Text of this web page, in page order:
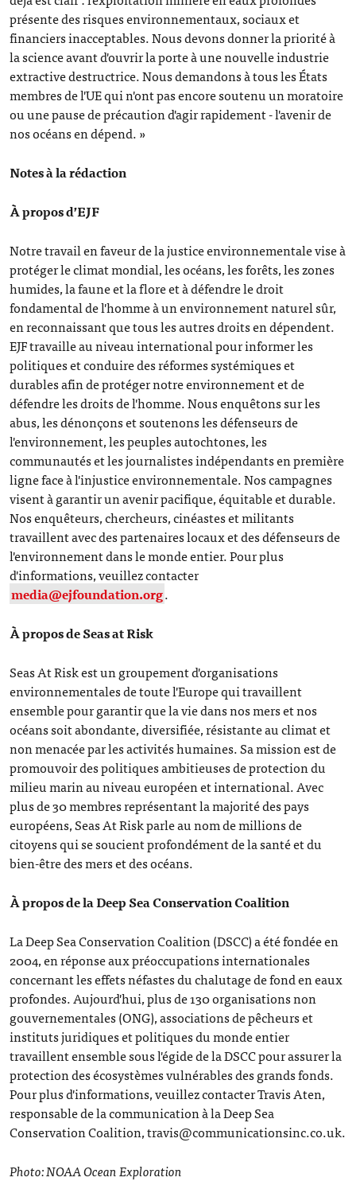
présente des risques environnementaux, sociaux et
financiers inacceptables. Nous devons donner la priorité à
la science avant d'ouvrir la porte à une nouvelle industrie
extractive destructrice. Nous demandons à tous les États
membres de l'UE qui n'ont pas encore soutenu un moratoire
ou une pause de précaution d'agir rapidement - l'avenir de
nos océans en dépend. »
Notes à la rédaction
À propos d’EJF
Notre travail en faveur de la justice environnementale vise à
protéger le climat mondial, les océans, les forêts, les zones
humides, la faune et la flore et à défendre le droit
fondamental de l'homme à un environnement naturel sûr,
en reconnaissant que tous les autres droits en dépendent.
EJF travaille au niveau international pour informer les
politiques et conduire des réformes systémiques et
durables afin de protéger notre environnement et de
défendre les droits de l'homme. Nous enquêtons sur les
abus, les dénonçons et soutenons les défenseurs de
l'environnement, les peuples autochtones, les
communautés et les journalistes indépendants en première
ligne face à l'injustice environnementale. Nos campagnes
visent à garantir un avenir pacifique, équitable et durable.
Nos enquêteurs, chercheurs, cinéastes et militants
travaillent avec des partenaires locaux et des défenseurs de
l'environnement dans le monde entier. Pour plus
d'informations, veuillez contacter
media@ejfoundation.org.
À propos de Seas at Risk
Seas At Risk est un groupement d'organisations
environnementales de toute l'Europe qui travaillent
ensemble pour garantir que la vie dans nos mers et nos
océans soit abondante, diversifiée, résistante au climat et
non menacée par les activités humaines. Sa mission est de
promouvoir des politiques ambitieuses de protection du
milieu marin au niveau européen et international. Avec
plus de 30 membres représentant la majorité des pays
européens, Seas At Risk parle au nom de millions de
citoyens qui se soucient profondément de la santé et du
bien-être des mers et des océans.
À propos de la Deep Sea Conservation Coalition
La Deep Sea Conservation Coalition (DSCC) a été fondée en
2004, en réponse aux préoccupations internationales
concernant les effets néfastes du chalutage de fond en eaux
profondes. Aujourd'hui, plus de 130 organisations non
gouvernementales (ONG), associations de pêcheurs et
instituts juridiques et politiques du monde entier
travaillent ensemble sous l'égide de la DSCC pour assurer la
protection des écosystèmes vulnérables des grands fonds.
Pour plus d'informations, veuillez contacter Travis Aten,
responsable de la communication à la Deep Sea
Conservation Coalition, travis@communicationsinc.co.uk.
Photo: NOAA Ocean Exploration